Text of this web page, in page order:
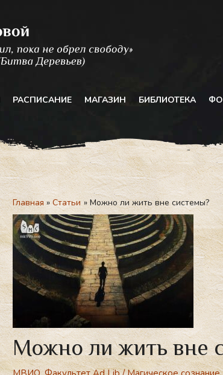
РАСПИСАНИЕ МАГАЗИН БИБЛИОТЕКА
Главная Статьи Можно ли жить вне системы?
Можно ли жить вне